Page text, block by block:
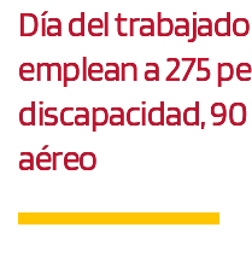
Día del
emplean a 275
discapacidad,
aéreo